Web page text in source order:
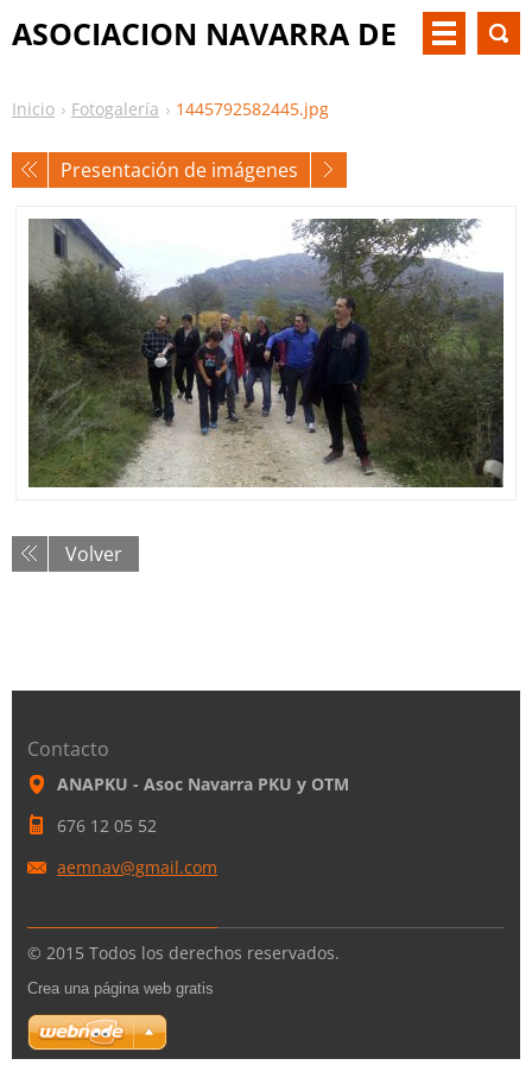
ASOCIACION NAVARRA DE
Inicio Fotogalería 1445792582445.jpg
Presentación de imágenes
Volver
Contacto
ANAPKU - Asoc Navarra PKU y OTM
676 12 05 52
aemnav@gmail.com
© 2015 Todos los derechos reservados.
Crea una página web gratis